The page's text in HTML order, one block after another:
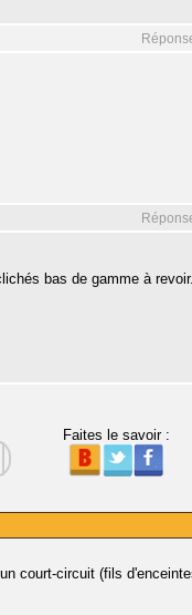
bas de gamme à revoir.
Faites le savoir :
court-circuit (fils